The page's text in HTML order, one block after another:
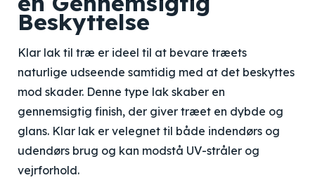
Beskyttelse
Klar lak til træ er ideel til at bevare træets
naturlige udseende samtidig med at det beskyttes
mod skader. Denne type lak skaber en
gennemsigtig finish, der giver træet en dybde og
glans. Klar lak er velegnet til både indendørs og
udendørs brug og kan modstå UV-stråler og
vejrforhold.